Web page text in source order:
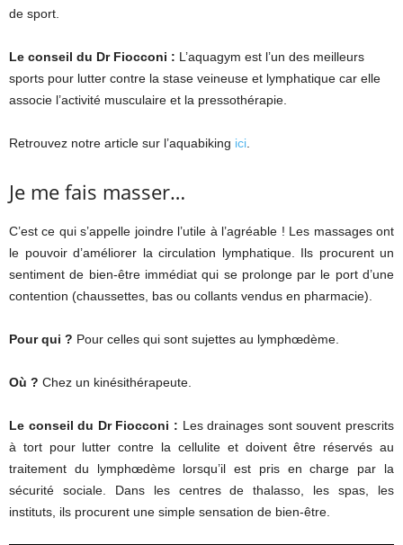
de sport.
Le conseil du Dr Fiocconi : L’aquagym est l’un des meilleurs
sports pour lutter contre la stase veineuse et lymphatique car elle
associe l’activité musculaire et la pressothérapie.
Retrouvez notre article sur l’aquabiking ici
Je me fais masser…
C’est ce qui s’appelle joindre l’utile à l’agréable ! Les massages ont
le pouvoir d’améliorer la circulation lymphatique. Ils procurent un
sentiment de bien-être immédiat qui se prolonge par le port d’une
contention (chaussettes, bas ou collants vendus en pharmacie).
Pour qui ? Pour celles qui sont sujettes au lymphœdème.
Où ? Chez un kinésithérapeute.
Le conseil du Dr Fiocconi : Les drainages sont souvent prescrits
à tort pour lutter contre la cellulite et doivent être réservés au
traitement du lymphœdème lorsqu’il est pris en charge par la
sécurité sociale. Dans les centres de thalasso, les spas, les
instituts, ils procurent une simple sensation de bien-être.